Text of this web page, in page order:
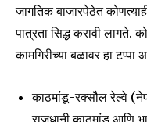
जागतिक बाजारपेठेत
पात्रता सिद्ध करावी
कामगिरीच्या बळावर हा
काठमांडू-रक्सौल रेल्वे